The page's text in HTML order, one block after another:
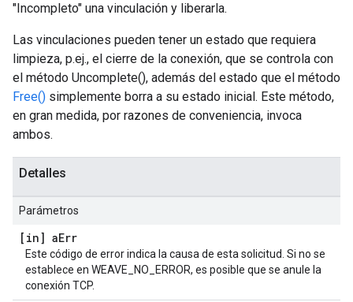
"Incompleto" una vinculación y liberarla.
Las vinculaciones pueden tener un estado que requiera
limpieza, p.ej., el cierre de la conexión, que se controla con
el método Uncomplete(), además del estado que el método
Free() simplemente borra a su estado inicial. Este método,
en gran medida, por razones de conveniencia, invoca
ambos.
Detalles
Parámetros
[in] aErr
Este código de error indica la causa de esta solicitud. Si no se
establece en WEAVE_NO_ERROR, es posible que se anule la
conexión TCP.